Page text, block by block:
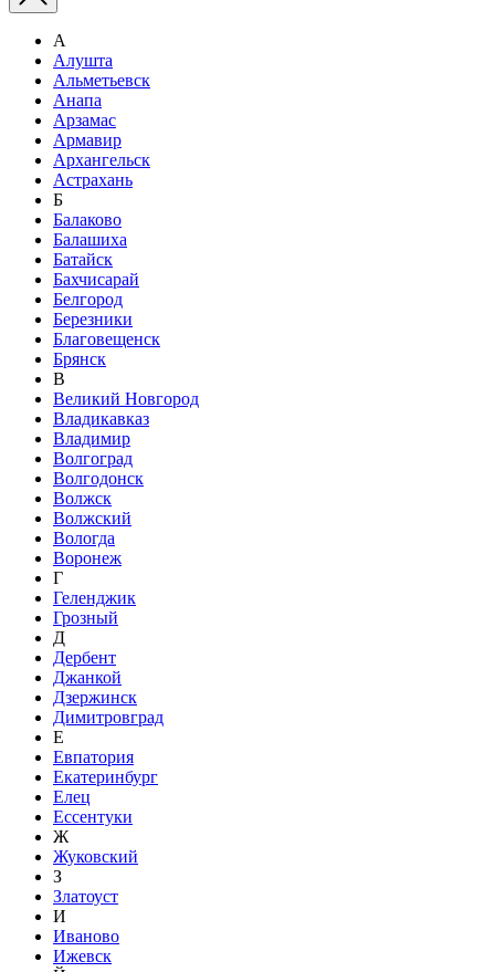
А
Алушта
Альметьевск
Анапа
Арзамас
Армавир
Архангельск
Астрахань
Б
Балаково
Балашиха
Батайск
Бахчисарай
Белгород
Березники
Благовещенск
Брянск
В
Великий Новгород
Владикавказ
Владимир
Волгоград
Волгодонск
Волжск
Волжский
Вологда
Воронеж
Г
Геленджик
Грозный
Д
Дербент
Джанкой
Дзержинск
Димитровград
Е
Евпатория
Екатеринбург
Елец
Ессентуки
Ж
Жуковский
З
Златоуст
И
Иваново
Ижевск